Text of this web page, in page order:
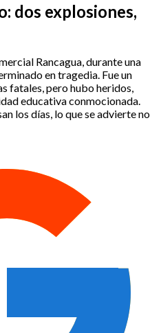
dos explosiones,
Rancagua, durante una
en tragedia. Fue un
fatales, pero hubo heridos,
educativa conmocionada.
los días, lo que se advierte no